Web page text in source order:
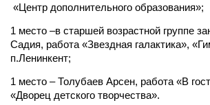
«Центр дополнительного образования»;
1 место –в старшей возрастной группе
Садия, работа «Звездная галактика»,
п.Ленинкент;
1 место – Толубаев Арсен, работа «В
«Дворец детского творчества».